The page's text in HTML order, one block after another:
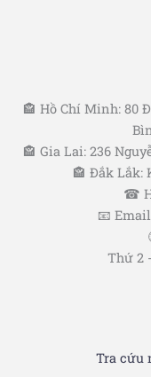
🏤 Hồ Chí Minh: 80
🏤 Gia Lai: 236
🏤 Đắk Lắk:
☎
📧
Thứ 2
Tra cứu